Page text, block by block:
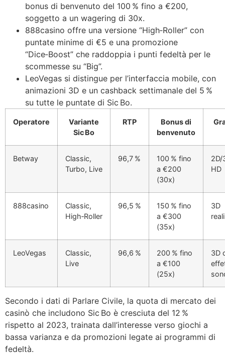
bonus di benvenuto del 100 % fino a €200,
soggetto a un wagering di 30x.
888casino offre una versione “High‑Roller” con
puntate minime di €5 e una promozione
“Dice‑Boost” che raddoppia i punti fedeltà per le
scommesse su “Big”.
LeoVegas si distingue per l’interfaccia mobile, con
animazioni 3D e un cashback settimanale del 5 %
su tutte le puntate di Sic Bo.
Operatore
Variante
Sic Bo
RTP
Bonus di
benvenuto
Betway
Classic,
Turbo, Live
96,7 %
100 % fino
a €200
(30x)
2D/
HD
888casino
Classic,
High‑Roller
96,5 %
150 % fino
a €300
(35x)
3D
LeoVegas
Classic,
Live
96,6 %
200 % fino
a €100
(25x)
3D
Secondo i dati di Parlare Civile, la quota di mercato dei
casinò che includono Sic Bo è cresciuta del 12 %
rispetto al 2023, trainata dall’interesse verso giochi a
bassa varianza e da promozioni legate ai programmi di
fedeltà.